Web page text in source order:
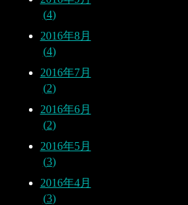
4
2016年8月
4
2016年7月
2
2016年6月
2
2016年5月
3
2016年4月
3